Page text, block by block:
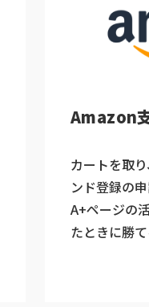
Amazon
カートを取
ンド登録の
A+ページの
たときに勝